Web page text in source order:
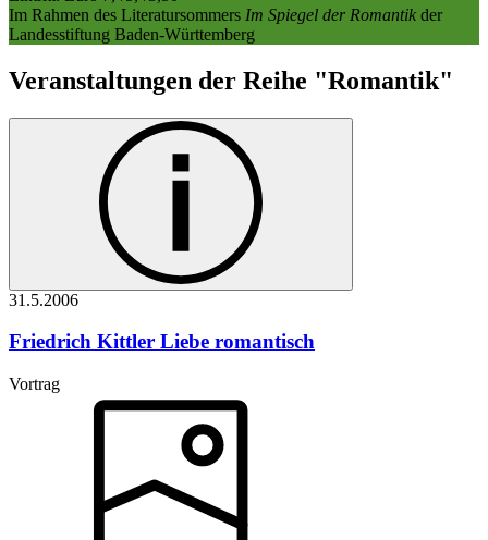
Im Rahmen des Literatursommers Im Spiegel der Romantik der
Landesstiftung Baden-Württemberg
Veranstaltungen der Reihe "Romantik"
31.5.2006
Friedrich Kittler Liebe romantisch
Vortrag